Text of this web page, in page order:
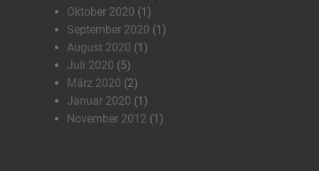
Oktober 2020 (1)
September 2020 (1)
August 2020 (1)
Juli 2020 (5)
März 2020 (2)
Januar 2020 (1)
November 2012 (1)